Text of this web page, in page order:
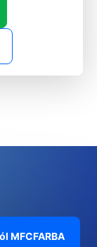
MFCFARBA